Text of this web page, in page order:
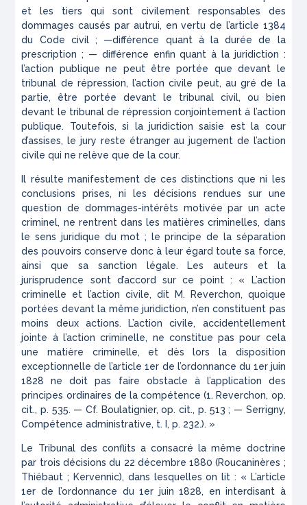
et les tiers qui sont civilement responsables des
dommages causés par autrui, en vertu de l’article 1384
du Code civil ; —différence quant à la durée de la
prescription ; — différence enfin quant à la juridiction :
l’action publique ne peut être portée que devant le
tribunal de répression, l’action civile peut, au gré de la
partie, être portée devant le tribunal civil, ou bien
devant le tribunal de répression conjointement à l’action
publique. Toutefois, si la juridiction saisie est la cour
d’assises, le jury reste étranger au jugement de l’action
civile qui ne relève que de la cour.
Il résulte manifestement de ces distinctions que ni les
conclusions prises, ni les décisions rendues sur une
question de dommages-intérêts motivée par un acte
criminel, ne rentrent dans les matières criminelles, dans
le sens juridique du mot ; le principe de la séparation
des pouvoirs conserve donc à leur égard toute sa force,
ainsi que sa sanction légale. Les auteurs et la
jurisprudence sont d’accord sur ce point : « L’action
criminelle et l’action civile, dit M. Reverchon, quoique
portées devant la même juridiction, n’en constituent pas
moins deux actions. L’action civile, accidentellement
jointe à l’action criminelle, ne constitue pas pour cela
une matière criminelle, et dès lors la disposition
exceptionnelle de l’article 1er de l’ordonnance du 1erjuin
1828 ne doit pas faire obstacle à l’application des
principes ordinaires de la compétence (1. Reverchon, op.
cit., p. 535. — Cf. Boulatignier, op. cit., p. 513 ; — Serrigny,
Compétence administrative, t. I, p. 232.). »
Le Tribunal des conflits a consacré la même doctrine
par trois décisions du 22 décembre 1880 (Roucaninères ;
Thiébaut ; Kervennic), dans lesquelles on lit : « L’article
1er de l’ordonnance du 1er juin 1828, en interdisant à